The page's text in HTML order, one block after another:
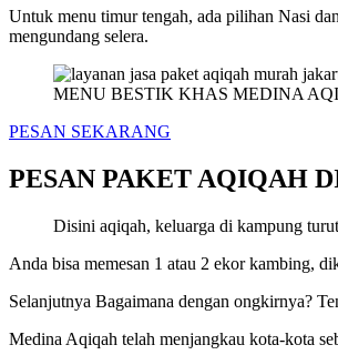
Untuk menu timur tengah, ada pilihan Nasi dan
mengundang selera.
MENU BESTIK KHAS MEDINA
PESAN SEKARANG
PESAN PAKET AQIQAH
Disini aqiqah, keluarga di kampung
Anda bisa memesan 1 atau 2 ekor kambing,
Selanjutnya Bagaimana dengan ongkirnya?
Medina Aqiqah telah menjangkau kota-kota